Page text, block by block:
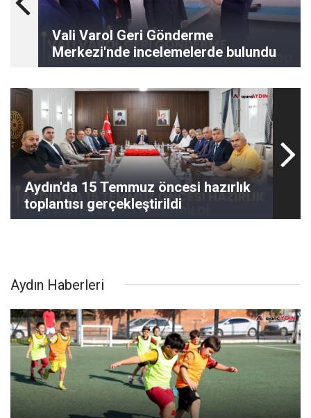
Vali Varol Geri Gönderme
Merkezi'nde incelemelerde bulundu
Aydın'da 15 Temmuz öncesi hazırlık
toplantısı gerçekleştirildi
Aydın Haberleri